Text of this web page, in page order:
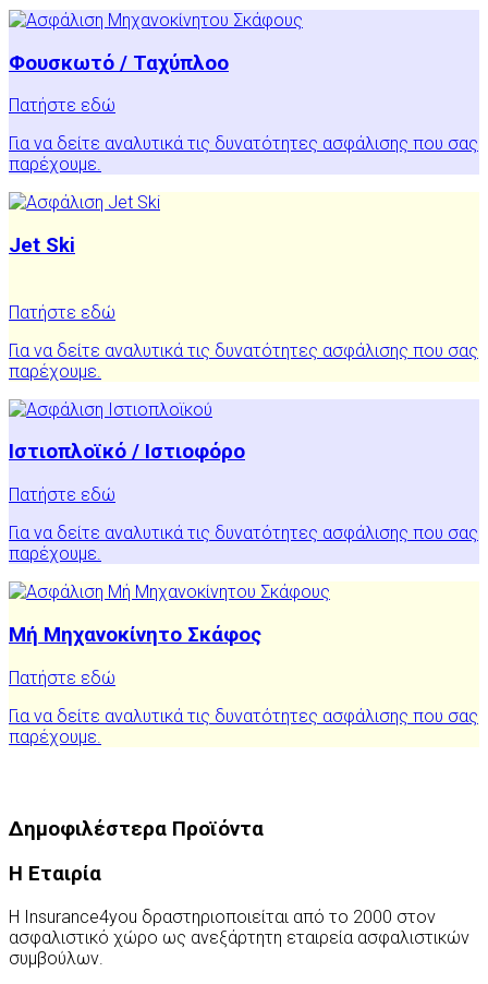
Φουσκωτό / Ταχύπλοο
Πατήστε εδώ
Για να δείτε αναλυτικά τις δυνατότητες ασφάλισης που σας
παρέχουμε.
Jet Ski
Πατήστε εδώ
Για να δείτε αναλυτικά τις δυνατότητες ασφάλισης που σας
παρέχουμε.
Ιστιοπλοϊκό / Ιστιοφόρο
Πατήστε εδώ
Για να δείτε αναλυτικά τις δυνατότητες ασφάλισης που σας
παρέχουμε.
Μή Μηχανοκίνητο Σκάφος
Πατήστε εδώ
Για να δείτε αναλυτικά τις δυνατότητες ασφάλισης που σας
παρέχουμε.
Δημοφιλέστερα Προϊόντα
Η Εταιρία
Η Insurance4you δραστηριοποιείται από το 2000 στον
ασφαλιστικό χώρο ως ανεξάρτητη εταιρεία ασφαλιστικών
συμβούλων.